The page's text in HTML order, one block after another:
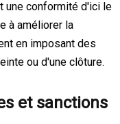
une conformité d'ici le
à améliorer la
en imposant des
ou d'une clôture.
et sanctions